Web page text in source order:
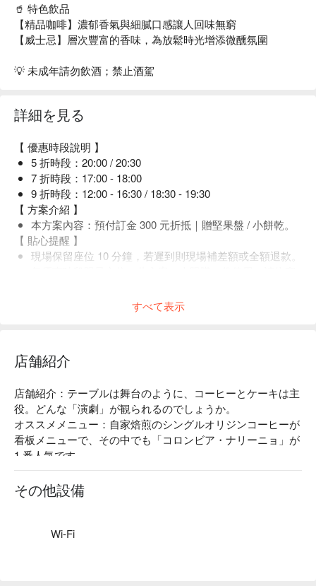
🥤 特色飲品
【精品咖啡】濃郁香氣與細膩口感讓人回味無窮
【威士忌】層次豐富的香味，為放鬆時光增添微醺氛圍
💡 未成年請勿飲酒；禁止酒駕
詳細を見る
【 優惠時段說明 】
5 折時段：20:00 / 20:30
7 折時段：17:00 - 18:00
9 折時段：12:00 - 16:30 / 18:30 - 19:30
【 方案介紹 】
本方案內容：預付訂金 300 元折抵｜贈堅果盤 / 小餅乾。
【 貼心提醒 】
現場保留座位 10 分鐘，若遲到則現場補差額或全額退款。
すべて表示
店舗紹介
店舗紹介：テーブルは舞台のように、コーヒーとケーキは主
役。どんな「演劇」が観られるのでしょうか。
オススメメニュー：自家焙煎のシングルオリジンコーヒーが
看板メニューで、その中でも「コロンビア・ナリーニョ」が
1 番人気です。
店内雰囲気：小さな酒場のようなカフェです。濃いコーヒー
の香りに囲まれたスペースで、コーヒーを熱愛し、知識豊か
な店長と一緒にコーヒー演劇を楽しみましょう。
その他設備
Wi-Fi